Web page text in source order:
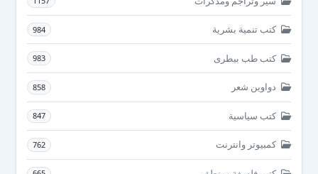
كتب تنمية بشرية 984
كتب طب بيطرى 983
دواوين شعر 858
كتب سياسية 847
كمبيوتر وانترنت 762